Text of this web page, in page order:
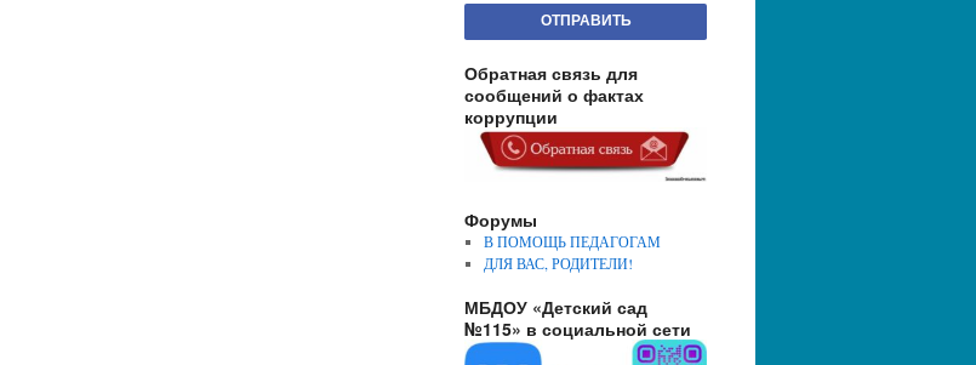
ОТПРАВИТЬ
Обратная связь для
сообщений о фактах
коррупции
Форумы
В ПОМОЩЬ ПЕДАГОГАМ
ДЛЯ ВАС, РОДИТЕЛИ!
МБДОУ «Детский сад
№115» в социальной сети